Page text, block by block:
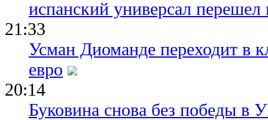
испанский универсал перешел
21:33
Усман Диоманде переходит в
евро
20:14
Буковина снова без победы